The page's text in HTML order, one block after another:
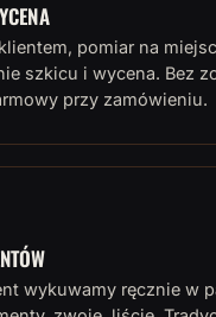
pomiar na
szkicu i wycena. Bez
przy zamówieniu.
wykuwamy ręcznie w